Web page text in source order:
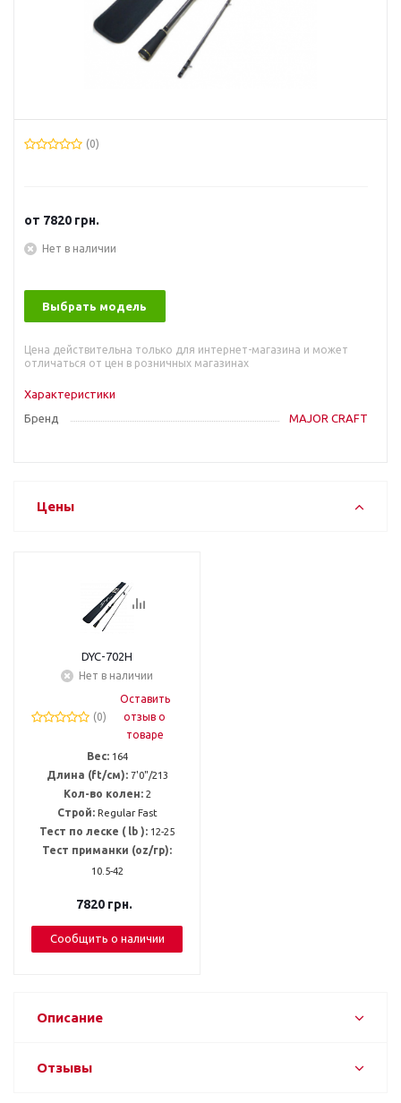
(0)
от 7820 грн.
Нет в наличии
Выбрать модель
Цена действительна только для интернет-магазина и может
отличаться от цен в розничных магазинах
Характеристики
Бренд
MAJOR CRAFT
Цены
DYC-702H
Нет в наличии
(0)
Оставить
отзыв о
товаре
Вес: 164
Длина (ft/см): 7'0"/213
Кол-во колен: 2
Строй: Regular Fast
Тест по леске ( lb ): 12-25
Тест приманки (oz/гр):
10.5-42
7820грн.
Сообщить о наличии
Описание
Отзывы